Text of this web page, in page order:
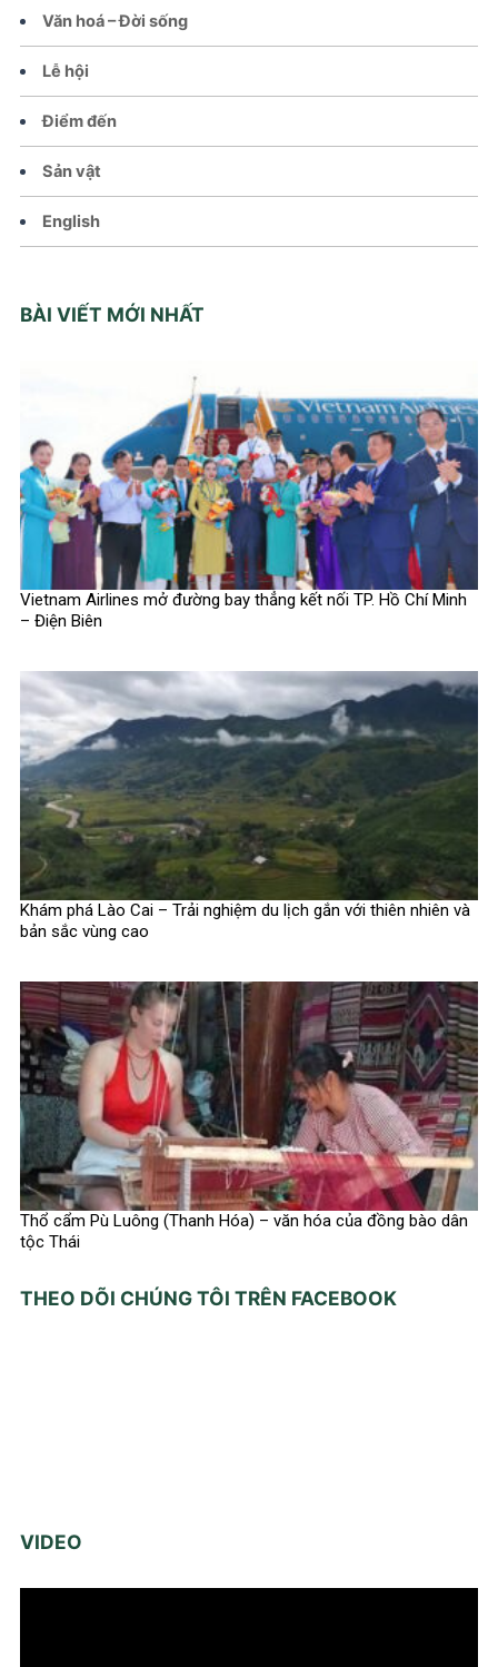
Văn hoá – Đời sống
Lễ hội
Điểm đến
Sản vật
English
BÀI VIẾT MỚI NHẤT
Vietnam Airlines mở đường bay thẳng kết nối TP. Hồ Chí Minh
– Điện Biên
Khám phá Lào Cai – Trải nghiệm du lịch gắn với thiên nhiên và
bản sắc vùng cao
Thổ cẩm Pù Luông (Thanh Hóa) – văn hóa của đồng bào dân
tộc Thái
THEO DÕI CHÚNG TÔI TRÊN FACEBOOK
VIDEO